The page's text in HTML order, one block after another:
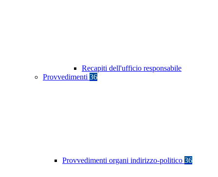
Recapiti dell'ufficio responsabile
Provvedimenti 36
Provvedimenti organi indirizzo-politico 36